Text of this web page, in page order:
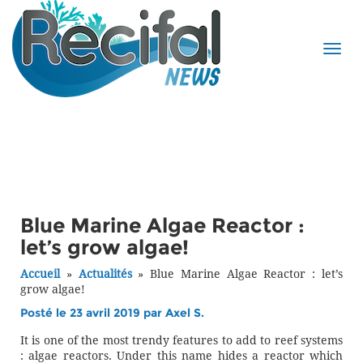
Blue Marine Algae Reactor :
let’s grow algae!
Accueil» Actualités»Blue Marine Algae Reactor : let’s
grow algae!
Posté le 23 avril 2019 par Axel S.
It is one of the most trendy features to add to reef systems
: algae reactors. Under this name hides a reactor which